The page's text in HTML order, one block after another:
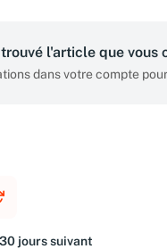
l'article que vous
dans votre compte
jours suivant